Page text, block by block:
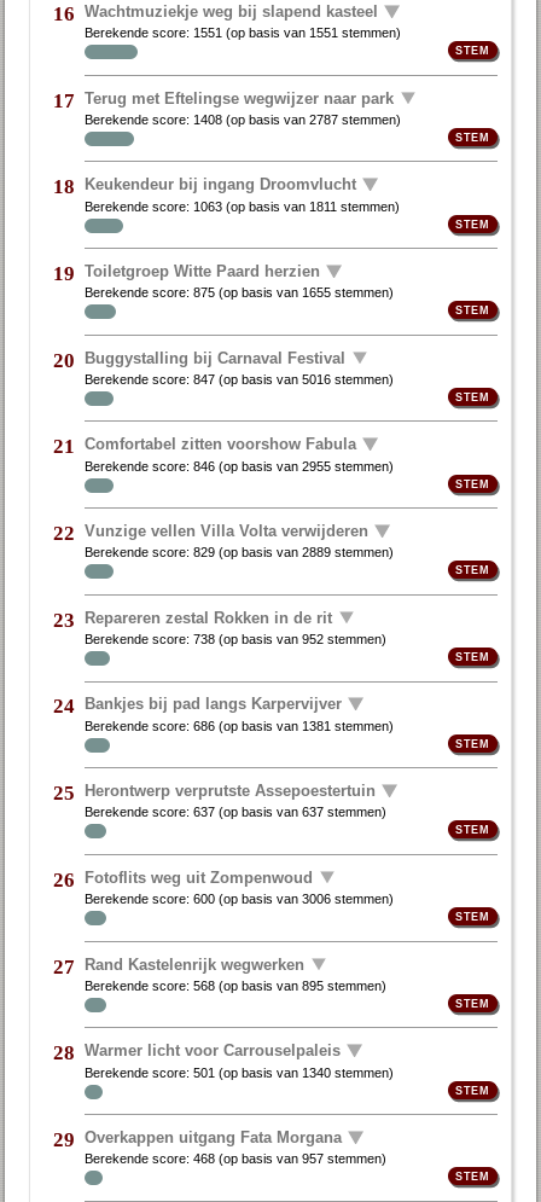
16 Wachtmuziekje weg bij slapend kasteel
Berekende score: 1551 (op basis van 1551 stemmen)
17 Terug met Eftelingse wegwijzer naar park
Berekende score: 1408 (op basis van2787 stemmen)
18 Keukendeur bij ingang Droomvlucht
Berekende score: 1063 (op basis van 1811 stemmen)
19 Toiletgroep Witte Paard herzien
Berekende score:875 (op basis van 1655 stemmen)
20 Buggystalling bij Carnaval Festival
Berekende score:847 (op basis van5016 stemmen)
21 Comfortabel zitten voorshow Fabula
Berekende score:846 (op basis van2955 stemmen)
22 Vunzige vellen Villa Volta verwijderen
Berekende score:829 (op basis van2889 stemmen)
23 Repareren zestal Rokken in de rit
Berekende score:738 (op basis van952 stemmen)
24 Bankjes bij pad langs Karpervijver
Berekende score:686 (op basis van 1381 stemmen)
25 Herontwerp verprutste Assepoestertuin
Berekende score:637 (op basis van637 stemmen)
26 Fotoflits weg uit Zompenwoud
Berekende score:600 (op basis van3006 stemmen)
27 Rand Kastelenrijk wegwerken
Berekende score:568 (op basis van895 stemmen)
28 Warmer licht voor Carrouselpaleis
Berekende score:501 (op basis van 1340 stemmen)
29 Overkappen uitgang Fata Morgana
Berekende score:468 (op basis van957 stemmen)